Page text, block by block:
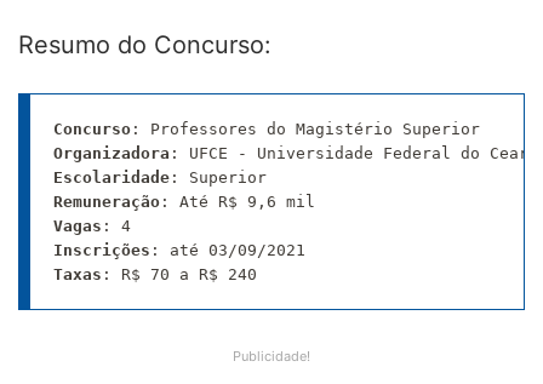
Resumo do Concurso:
Concurso
: Professores do Magistério Superior
Organizadora
Escolaridade
: Superior
Remuneração
Vagas
: 4
Inscrições
Taxas : R$ 70 a R$ 240
Publicidade!